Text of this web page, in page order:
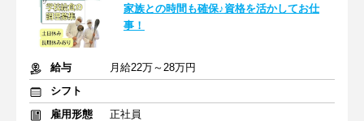
家族との時間も確保♪資格を活かしてお仕
事！
給与
月給22万～28万円
シフト
雇用形態
正社員